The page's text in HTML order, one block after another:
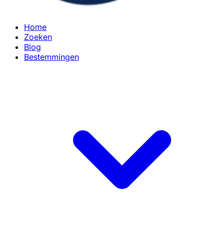
Home
Zoeken
Blog
Bestemmingen